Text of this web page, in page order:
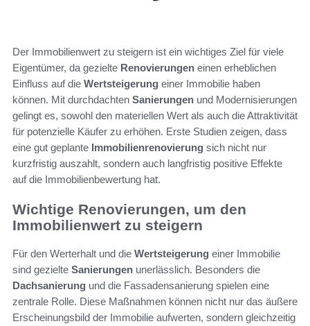
Der Immobilienwert zu steigern ist ein wichtiges Ziel für viele
Eigentümer, da gezielte Renovierungen einen erheblichen
Einfluss auf die Wertsteigerung einer Immobilie haben
können. Mit durchdachten Sanierungen und Modernisierungen
gelingt es, sowohl den materiellen Wert als auch die Attraktivität
für potenzielle Käufer zu erhöhen. Erste Studien zeigen, dass
eine gut geplante Immobilienrenovierung sich nicht nur
kurzfristig auszahlt, sondern auch langfristig positive Effekte
auf die Immobilienbewertung hat.
Wichtige Renovierungen, um den
Immobilienwert zu steigern
Für den Werterhalt und die Wertsteigerung einer Immobilie
sind gezielte Sanierungen unerlässlich. Besonders die
Dachsanierung und die Fassadensanierung spielen eine
zentrale Rolle. Diese Maßnahmen können nicht nur das äußere
Erscheinungsbild der Immobilie aufwerten, sondern gleichzeitig